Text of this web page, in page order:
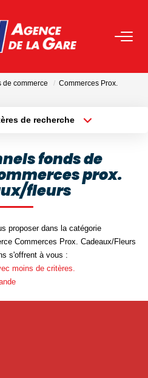
VENDUS
Agences
Rejoindre
de commerce
Commerces Prox.
de recherche
Budget max
Créer une alerte
fonds de
prox.
fleurs
proposer dans la catégorie
Commerces Prox. Cadeaux/Fleurs
s'offrent à vous :
moins de critères.